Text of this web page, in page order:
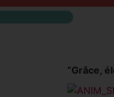
“Grâce,